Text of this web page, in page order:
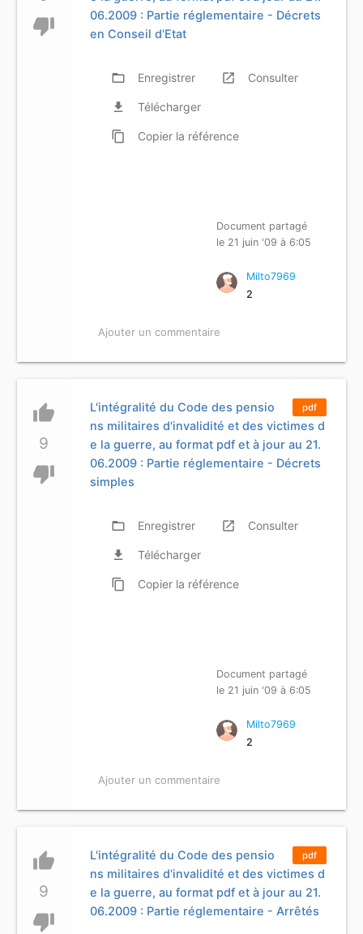
thumb_down
06.2009 : Partie réglementaire - Décrets
en Conseil d'Etat
folder_open Enregistrer launch Consulter
file_download Télécharger
content_copy Copier la référence
Document partagé
le 21 juin '09 à 6:05
Milto7969
2
Ajouter un commentaire
thumb_up
9
thumb_down
pdf
L'intégralité du Code des pensio
ns militaires d'invalidité et des victimes d
e la guerre, au format pdf et à jour au 21.
06.2009 : Partie réglementaire - Décrets
simples
folder_open Enregistrer launch Consulter
file_download Télécharger
content_copy Copier la référence
Document partagé
le 21 juin '09 à 6:05
Milto7969
2
Ajouter un commentaire
thumb_up
9
thumb_down
pdf
L'intégralité du Code des pensio
ns militaires d'invalidité et des victimes d
e la guerre, au format pdf et à jour au 21.
06.2009 : Partie réglementaire - Arrêtés